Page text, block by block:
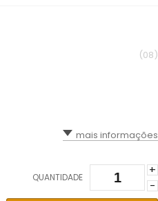
(08)
mais informações
QUANTIDADE
+
-